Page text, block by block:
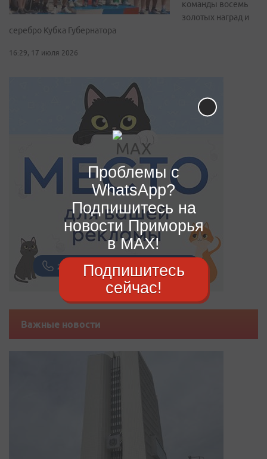
команды восемь
золотых наград и
серебро Кубка Губернатора
16:29, 17 июля 2026
Важные новости
Проблемы с
WhatsApp?
Подпишитесь на
новости Приморья
в MAX!
Подпишитесь
сейчас!